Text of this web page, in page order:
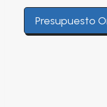
Presupuesto